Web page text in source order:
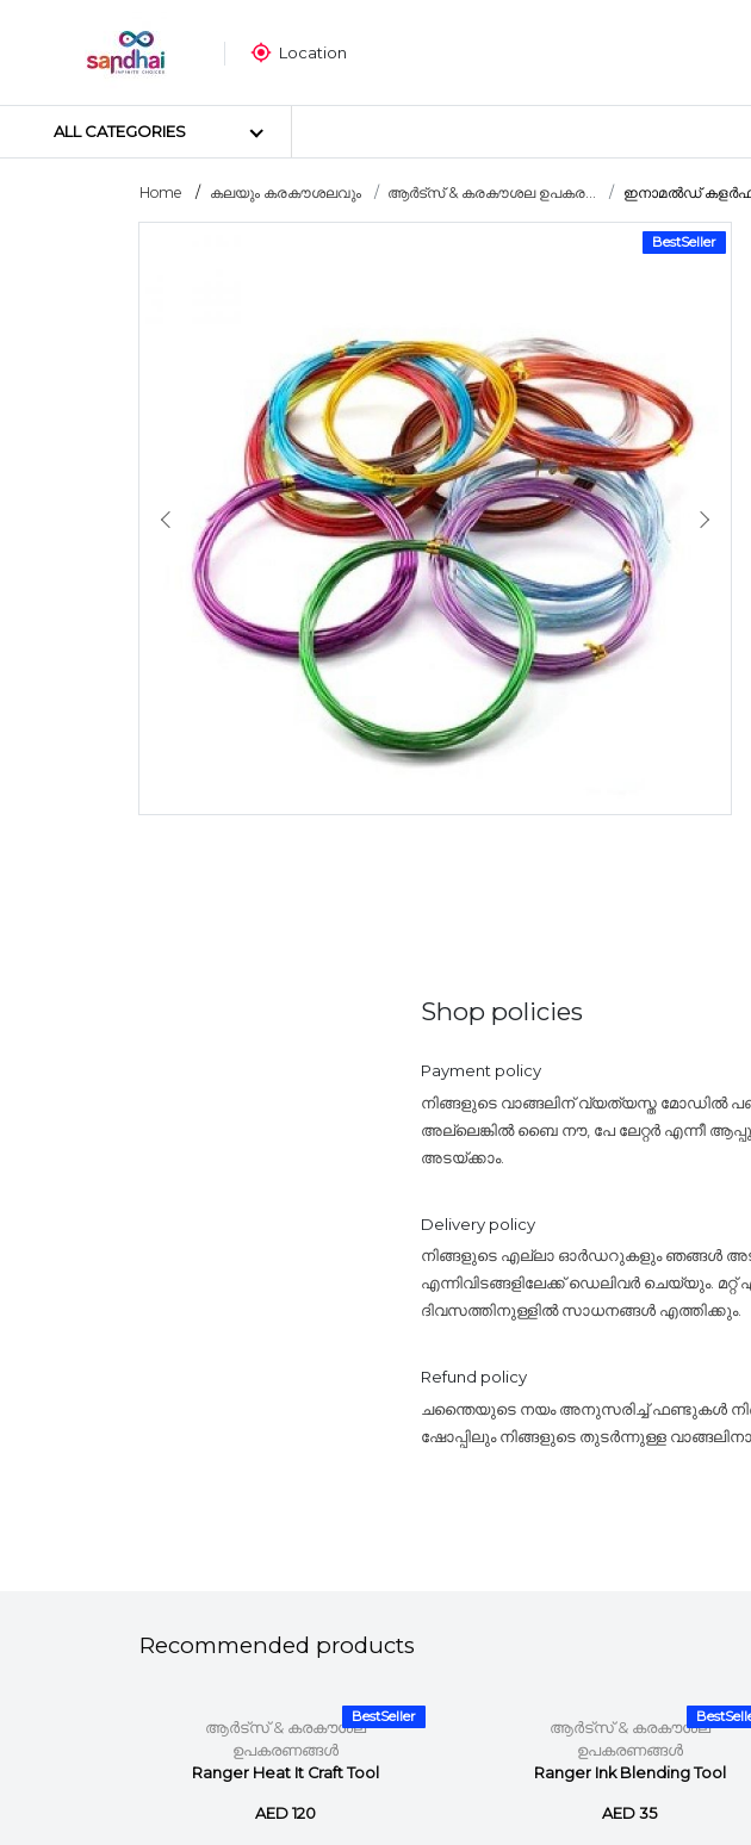
Location
ALL CATEGORIES
ആർട്ട് മെറ്റീരിയലുകൾ
DIY മെറ്റീരിയലുകൾ
ആർട്സ് & കരകൗശല ഉപകരണങ്ങൾ
സ്റ്റിക്കർ പോസ്റ്റർ
പസിൾ
ക്രാഫ്റ്റ്
Home കലയും കരകൗശലവും ആർട്സ് & കരകൗശല ഉപകര... ഇനാമൽഡ്
BestSeller
Shop policies
Payment policy
നിങ്ങളുടെ വാങ്ങലിന് വ്യത്യസ്ത മോഡിൽ
അല്ലെങ്കിൽ ബൈ നൗ, പേ ലേറ്റർ എന്നീ
അടയ്ക്കാം.
Delivery policy
നിങ്ങളുടെ എല്ലാ ഓർഡറുകളും ഞങ്ങൾ
എന്നിവിടങ്ങളിലേക്ക് ഡെലിവർ ചെയ്യും.
ദിവസത്തിനുള്ളിൽ സാധനങ്ങൾ എത്തിക്കും.
Refund policy
ചന്തൈയുടെ നയം അനുസരിച്ച് ഫണ്ടുകൾ
ഷോപ്പിലും നിങ്ങളുടെ തുടർന്നുള്ള
Recommended products
BestSeller
ആർട്സ് & കരകൗശല
ഉപകരണങ്ങൾ
Ranger Heat It Craft Tool
AED 120
ആർട്സ് & കരകൗശല
ഉപകരണങ്ങൾ
Ranger Ink Blending Tool
AED 35